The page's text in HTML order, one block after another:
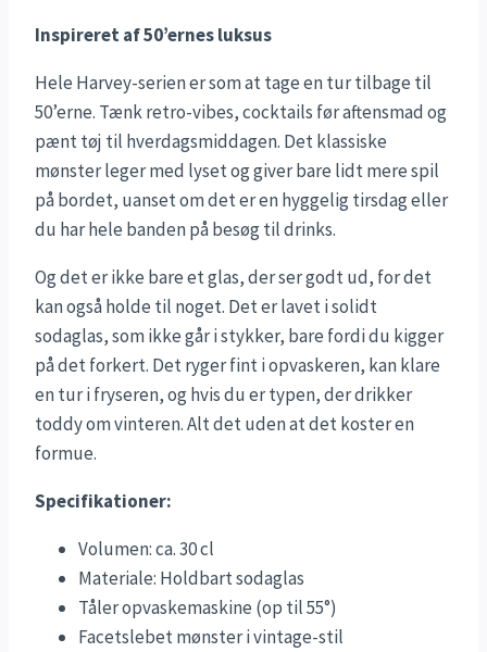
Inspireret af 50’ernes luksus
Hele Harvey-serien er som at tage en tur tilbage til
50’erne. Tænk retro-vibes, cocktails før aftensmad og
pænt tøj til hverdagsmiddagen. Det klassiske
mønster leger med lyset og giver bare lidt mere spil
på bordet, uanset om det er en hyggelig tirsdag eller
du har hele banden på besøg til drinks.
Og det er ikke bare et glas, der ser godt ud, for det
kan også holde til noget. Det er lavet i solidt
sodaglas, som ikke går i stykker, bare fordi du kigger
på det forkert. Det ryger fint i opvaskeren, kan klare
en tur i fryseren, og hvis du er typen, der drikker
toddy om vinteren. Alt det uden at det koster en
formue.
Specifikationer:
Volumen: ca. 30 cl
Materiale: Holdbart sodaglas
Tåler opvaskemaskine (op til 55°)
Facetslebet mønster i vintage-stil